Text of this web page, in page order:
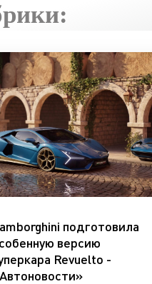
подготовила
версию
Revuelto -